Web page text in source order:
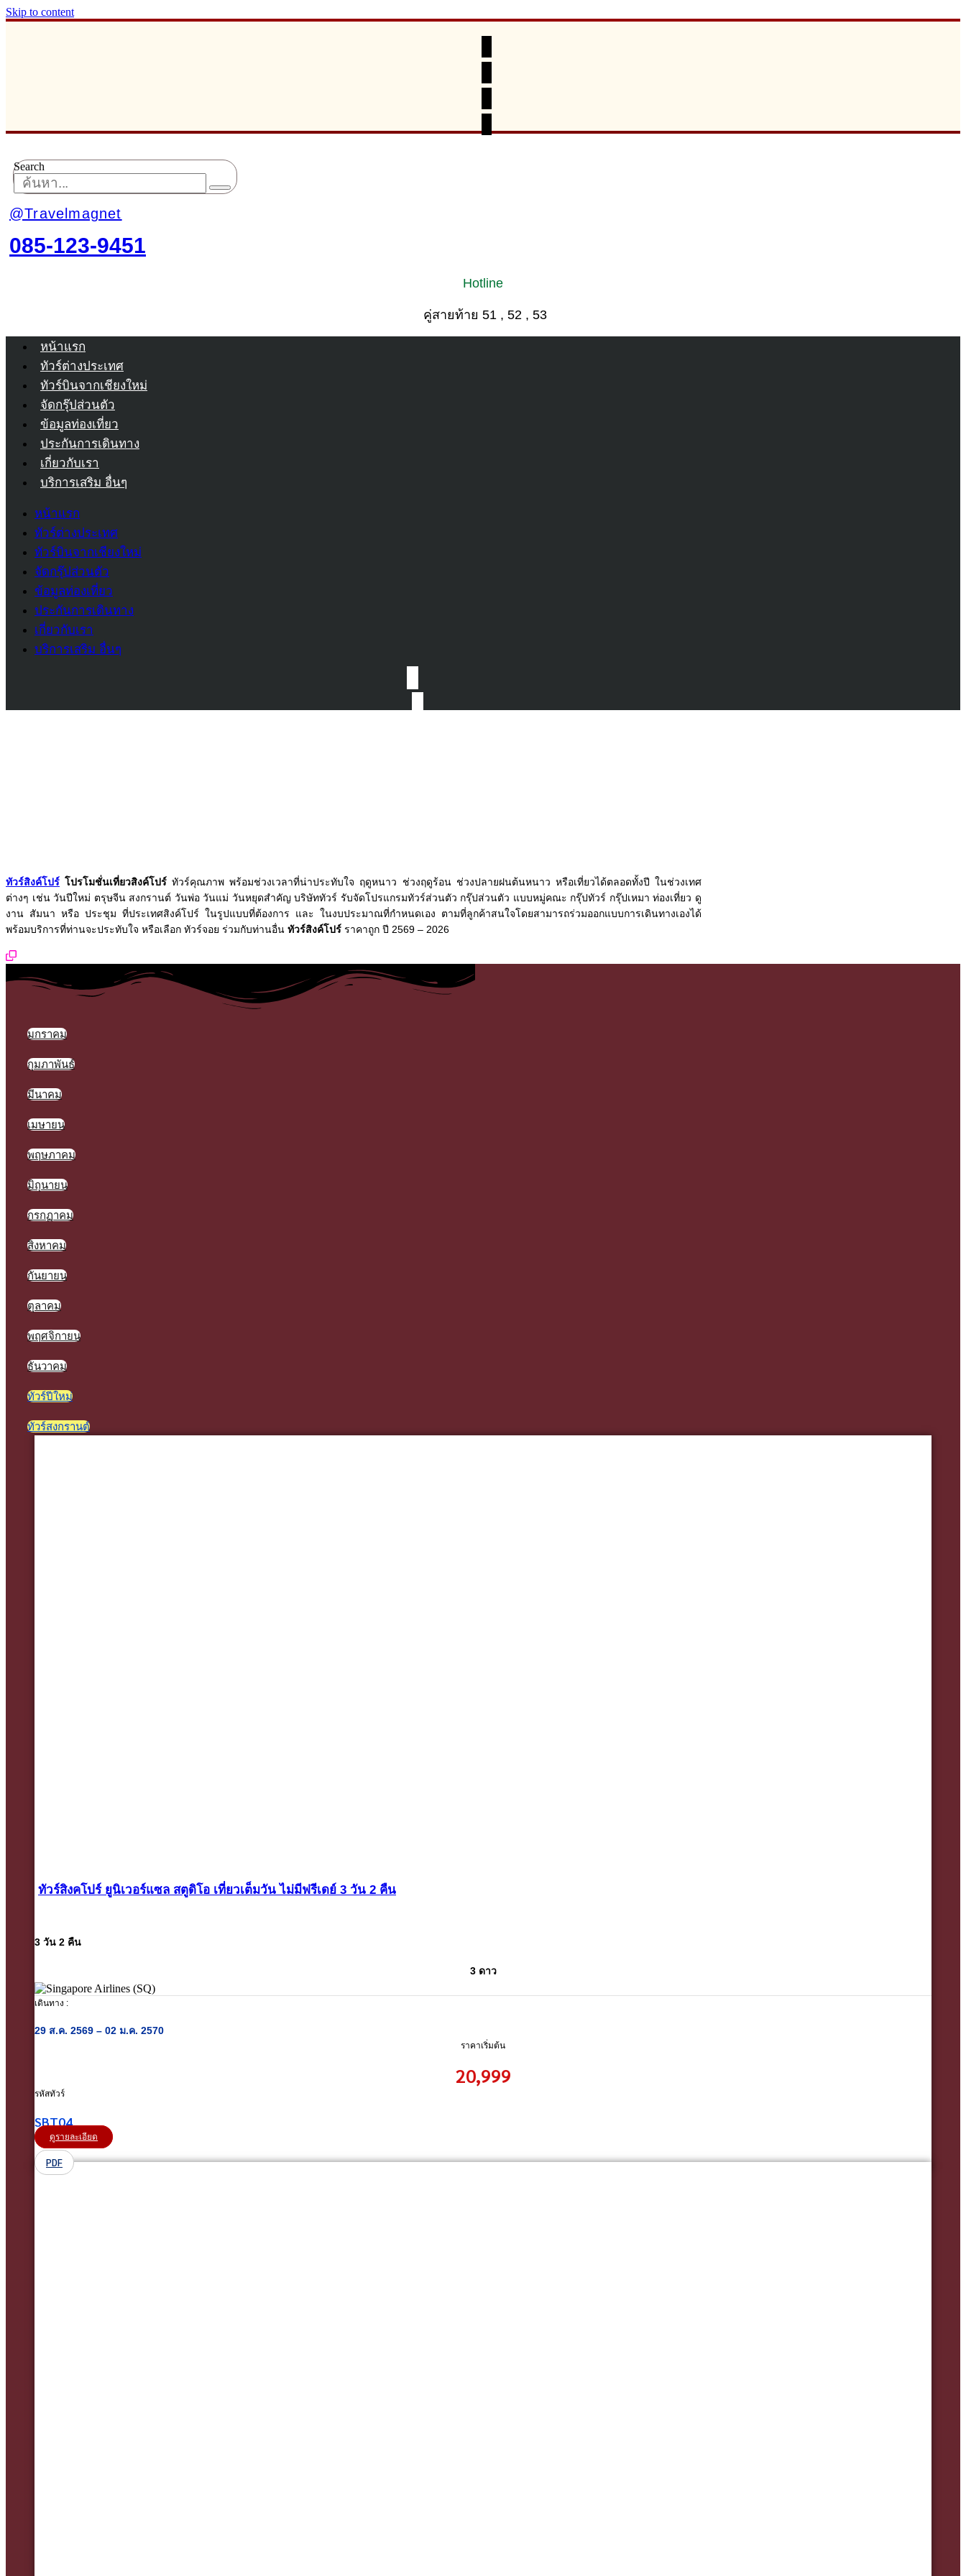
Skip to content
Search
@Travelmagnet
085-123-9451
Hotline
คู่สายท้าย 51 , 52 , 53
หน้าแรก
ทัวร์ต่างประเทศ
ทัวร์บินจากเชียงใหม่
จัดกรุ๊ปส่วนตัว
ข้อมูลท่องเที่ยว
ประกันการเดินทาง
เกี่ยวกับเรา
บริการเสริม อื่นๆ
หน้าแรก
ทัวร์ต่างประเทศ
ทัวร์บินจากเชียงใหม่
จัดกรุ๊ปส่วนตัว
ข้อมูลท่องเที่ยว
ประกันการเดินทาง
เกี่ยวกับเรา
บริการเสริม อื่นๆ
ทัวร์สิงค์โปร์ โปรโมชั่นเที่ยวสิงค์โปร์ทัวร์คุณภาพ พร้อมช่วงเวลาที่น่าประทับใจ ฤดูหนาว ช่วงฤดูร้อน ช่วงปลายฝนต้นหนาว หรือเที่ยวได้ตลอดทั้งปี ในช่วงเทศ
ต่างๆ เช่น วันปีใหม่ ตรุษจีน สงกรานต์ วันพ่อ วันแม่ วันหยุดสำคัญ บริษัททัวร์ รับจัดโปรแกรมทัวร์ส่วนตัว กรุ๊ปส่วนตัว แบบหมู่คณะ กรุ๊ปทัวร์ กรุ๊ปเหมา ท่องเที่ยว ดู
งาน สัมนา หรือ ประชุม ที่ประเทศสิงค์โปร์ ในรูปแบบที่ต้องการ และ ในงบประมาณที่กำหนดเอง ตามที่ลูกค้าสนใจโดยสามารถร่วมออกแบบการเดินทางเองได้
พร้อมบริการที่ท่านจะประทับใจ หรือเลือก ทัวร์จอย ร่วมกับท่านอื่น ทัวร์สิงค์โปร์ ราคาถูก ปี 2569 – 2026
มกราคม
กุมภาพันธ์
มีนาคม
เมษายน
พฤษภาคม
มิถุนายน
กรกฏาคม
สิงหาคม
กันยายน
ตุลาคม
พฤศจิกายน
ธันวาคม
ทัวร์ปีใหม่
ทัวร์สงกรานต์
ทัวร์สิงคโปร์ ยูนิเวอร์แซล สตูดิโอ เที่ยวเต็มวัน ไม่มีฟรีเดย์ 3 วัน 2 คืน
3 วัน 2 คืน
3 ดาว
เดินทาง :
29 ส.ค. 2569 – 02 ม.ค. 2570
ราคาเริ่มต้น
20,999
รหัสทัวร์
SBT04
ดูรายละเอียด
PDF